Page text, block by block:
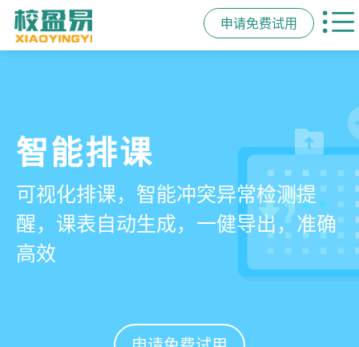
申请免费试用
管学校，用校盈易
培训机构教务管理系
统
有效提升运营管理效率45%
智能排课
可视化排课，智能冲突异常检测提
醒，课表自动生成，一健导出，准确
高效
课时统计
学员签到同步扣减课时，老师带课量
自动统计、汇总，数据清晰可查免扯
皮
家校互动
一部手机链接教师、学员、家长，沟
通互动零距离，服务贴心铸口碑促续
费